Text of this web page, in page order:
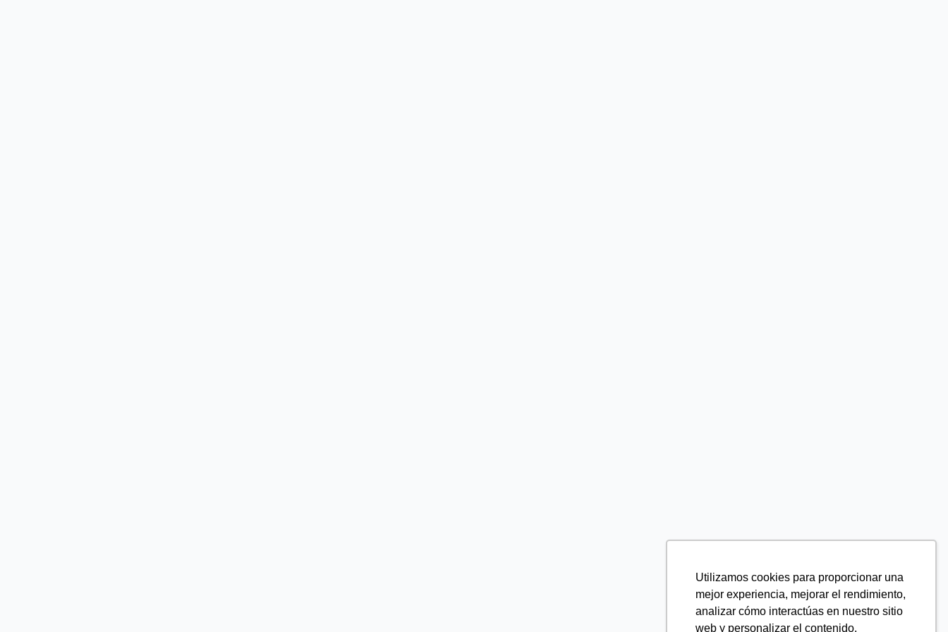
Utilizamos cookies para proporcionar una
mejor experiencia, mejorar el rendimiento,
analizar cómo interactúas en nuestro sitio
web y personalizar el contenido.